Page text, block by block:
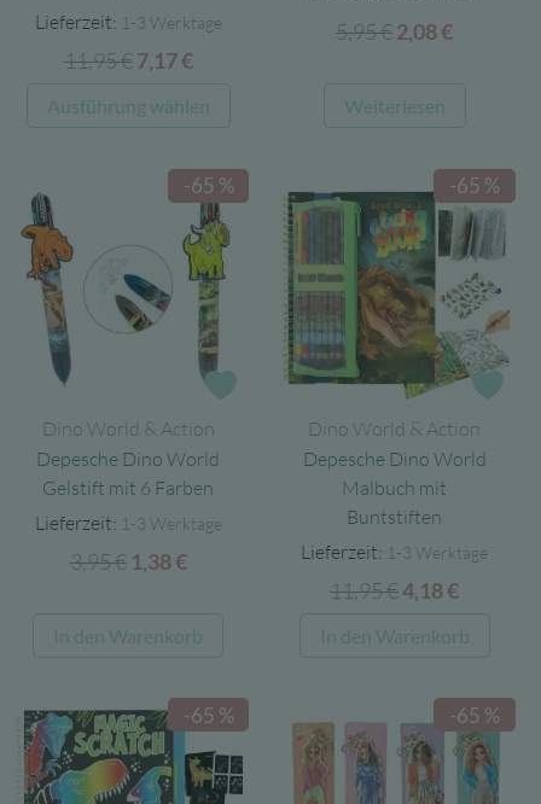
Lieferzeit: 1-3 Werktage
11,95€ Ursprünglicher
Preis
war:
7,17€Aktueller
Preis
ist:
Ausführung wählen
Produkt
mehrere
Varianten
auf.
Optionen
können
auf
der
Produktseite
5,95€Ursprünglicher
war:
5,95 €
2,08€
ist:
2,08 €.
Weiterlesen
-65 %
Dino World & Action
Depesche Dino World
Gelstift mit 6 Farben
Lieferzeit: 1-3 Werktage
3,95€ Ursprünglicher
war:
3,95 €
1,38€Aktueller
ist:
1,38 €.
In den Warenkorb
-65 %
Dino World & Action
Depesche Dino World
Malbuch mit
Buntstiften
Lieferzeit: 1-3 Werktage
11,95€
Preis
war:
4,18€
Preis
ist:
In den Warenkorb
-65 % -65 %